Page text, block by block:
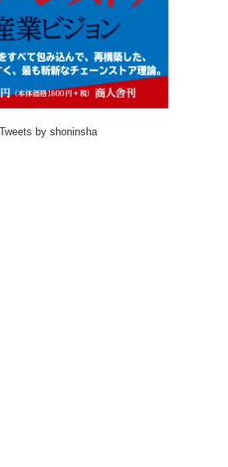
Tweets by shoninsha